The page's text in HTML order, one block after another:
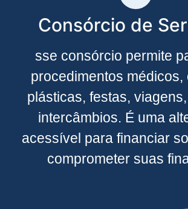
Consórcio de
sse consórcio permite
procedimentos médicos,
plásticas, festas,
intercâmbios. É uma
acessível para financiar
comprometer suas